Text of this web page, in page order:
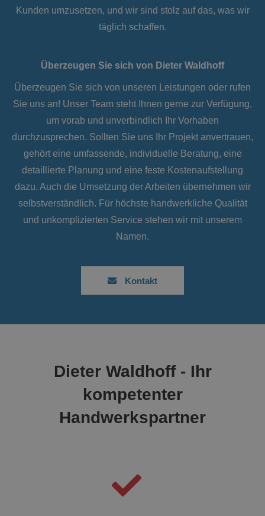
Kunden umzusetzen, und wir sind stolz auf das, was wir
täglich schaffen.
Überzeugen Sie sich von Dieter Waldhoff
Überzeugen Sie sich von unseren Leistungen oder rufen
Sie uns an! Unser Team steht Ihnen gerne zur Verfügung,
um vorab und unverbindlich Ihr Vorhaben
durchzusprechen. Sollten Sie uns Ihr Projekt anvertrauen,
gehört eine umfassende, individuelle Beratung, eine
detaillierte Planung und eine feste Kostenaufstellung
dazu. Auch die Umsetzung der Arbeiten übernehmen wir
selbstverständlich. Für höchste handwerkliche Qualität
und unkomplizierten Service stehen wir mit unserem
Namen.
Kontakt
Dieter Waldhoff - Ihr
kompetenter
Handwerkspartner